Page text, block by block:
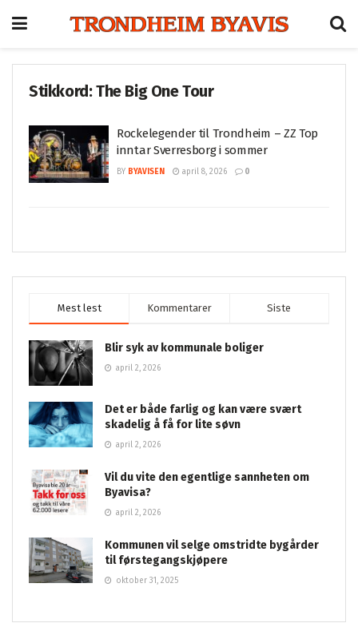
Stikkord:The Big One Tour
Rockelegender til Trondheim – ZZ Top
inntar Sverresborg i sommer
BY BYAVISEN april 8, 2026 0
Mest lest Kommentarer Siste
Blir syk av kommunale boliger
april 2, 2026
Det er både farlig og kan være svært
skadelig å få for lite søvn
april 2, 2026
Vil du vite den egentlige sannheten om
Byavisa?
april 2, 2026
Kommunen vil selge omstridte bygårder
til førstegangskjøpere
oktober 31, 2025